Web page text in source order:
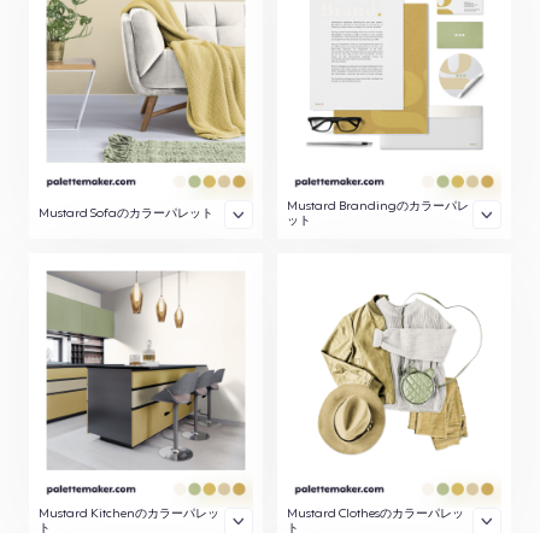
Mustard Sofaのカラーパレット
Mustard Brandingのカラーパレ
ット
Mustard Kitchenのカラーパレッ
ト
Mustard Clothesのカラーパレッ
ト